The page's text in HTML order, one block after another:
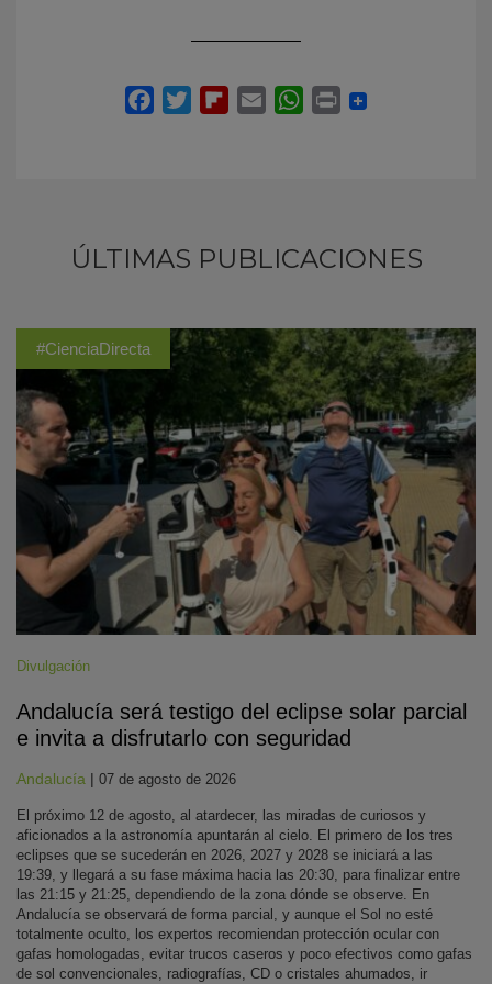
ÚLTIMAS PUBLICACIONES
#CienciaDirecta
Divulgación
Andalucía será testigo del eclipse solar parcial
e invita a disfrutarlo con seguridad
Andalucía | 07 de agosto de 2026
El próximo 12 de agosto, al atardecer, las miradas de curiosos y
aficionados a la astronomía apuntarán al cielo. El primero de los tres
eclipses que se sucederán en 2026, 2027 y 2028 se iniciará a las
19:39, y llegará a su fase máxima hacia las 20:30, para finalizar entre
las 21:15 y 21:25, dependiendo de la zona dónde se observe. En
Andalucía se observará de forma parcial, y aunque el Sol no esté
totalmente oculto, los expertos recomiendan protección ocular con
gafas homologadas, evitar trucos caseros y poco efectivos como gafas
de sol convencionales, radiografías, CD o cristales ahumados, ir